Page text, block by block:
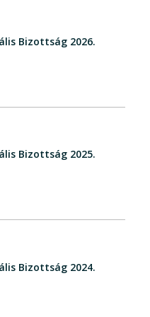
Bizottság 2026.
Bizottság 2025.
Bizottság 2024.